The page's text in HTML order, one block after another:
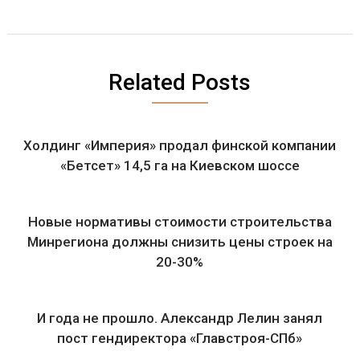
Related Posts
Холдинг «Империя» продал финской компании
«Бетсет» 14,5 га на Киевском шоссе
Новые нормативы стоимости строительства
Минрегиона должны снизить цены строек на
20-30%
И года не прошло. Александр Лелин занял
пост гендиректора «Главстроя-СПб»